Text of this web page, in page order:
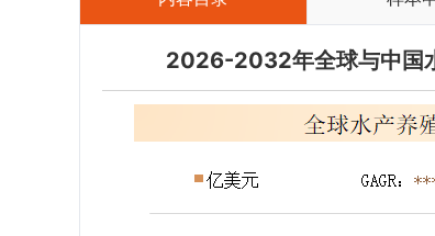
2026-2032年全球与中国